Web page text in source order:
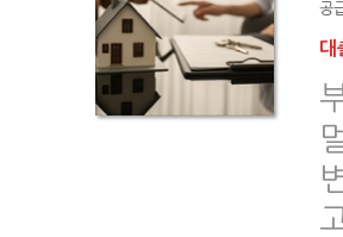
공
대